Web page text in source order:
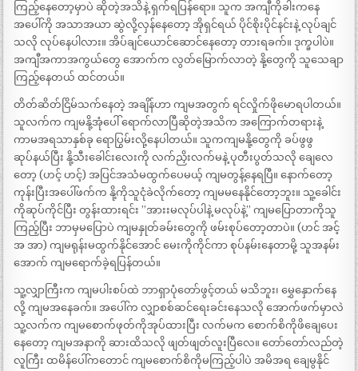
ကြည့်နေတော့မှာပဲ ဆိုတဲ့အသိနဲ့ ရှက်ရပြန်ရော။ သူက အကျီကိုခါးကနေ
အပေါ်ကို အသာအယာ ဆွဲလို့လှန်နေတော့ အိုရှင်ရယ် ပိုင်စိုးပိုင်နင်းနဲ့ လုပ်ချင်
သလို လုပ်နေပါလား။ အိပ်ချင်ယောင်ဆောင်နေတော့ တားရခက်။ ဒုက္ခပါပဲ။
အကျီအကာအကွယ်တွေ အောက်က လွတ်မြောက်လာတဲ့ နို့တွေကို သူသေချာ
ကြည့်နေတယ် ထင်တယ်။
တိတ်ဆိတ်ငြိမ်သက်နေတဲ့ အချိန်ဟာ ကျမအတွက် ရင်လှိုက်ဖိုမောရပါတယ်။
သူလက်က ကျမနို့အုံပေါ် ရောက်လာပြီဆိုတဲ့အသိက အကြောက်တရားနဲ့
ကာမအရသာနှစ်ခု ရောပြွမ်းလို့နေပါတယ်။ သူကကျမနို့တွေကို ခပ်ဖွဖွ
ဆုပ်နယ်ပြီး နို့သီးခေါင်းလေးကို လက်ညှိးလက်မနဲ့ ပုတီးပွတ်သလို ချေလေ
တော့ (ဟင့် ဟင့်) အပြင်အသံမထွက်ပေမယ့် ကျမတွန့်နေရပြီ။ နောက်တော့
ကုန်းပြီးအပေါ်ဖက်က နို့ကိုသူငုံခဲလိုက်တော့ ကျမမနေနိုင်တော့ဘူး။ သူ့ခေါင်း
ကိုဆုပ်ကိုင်ပြီး တွန်းထားရင်း ”အားးမလုပ်ပါနဲ့ မလုပ်နဲ့” ကျမပြောတာကိုသူ
ကြည့်ပြီး ဘာမှမပြောပဲ ကျမနှုတ်ခမ်းတွေကို ဖမ်းစုပ်တော့တာပဲ။ (ဟင် အင့်
အ အာ) ကျမရုန်းမထွက်နိုင်အောင် မေးကိုကိုင်ကာ စုပ်နမ်းနေတာမို့ သူအနမ်း
အောက် ကျမရောက်ခဲ့ရပြန်တယ်။
သူ့လျှာကြီးက ကျမပါးစပ်ထဲ ဘာရှာပုံတော်ဖွင့်တယ် မသိဘူး၊ မွှေနှောက်နေ
လို့ ကျမအနေခက်။ အပေါ်က လျှာစစ်ဆင်ရေးခင်းနေသလို အောက်ဖက်မှာလဲ
သူ့လက်က ကျမစောက်ဖုတ်ကိုအုပ်ထားပြီး လက်မက စောက်စိကိုဖိချေပေး
နေတော့ ကျမအနာကို ဆားထိသလို ဖျတ်ဖျတ်လူးပြီလေ။ တော်တော်လည်တဲ့
လူကြီး ထမိန်ပေါ်ကတောင် ကျမစောက်စိကိုမကြည့်ပါပဲ အမိအရ ချေမွနိုင်